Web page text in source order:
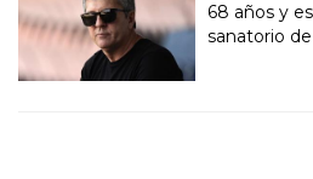
68 años y
sanatorio